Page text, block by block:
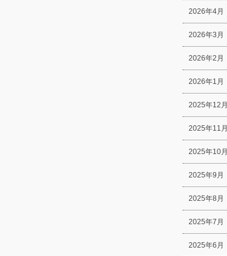
2026年4月
2026年3月
2026年2月
2026年1月
2025年12月
2025年11月
2025年10月
2025年9月
2025年8月
2025年7月
2025年6月